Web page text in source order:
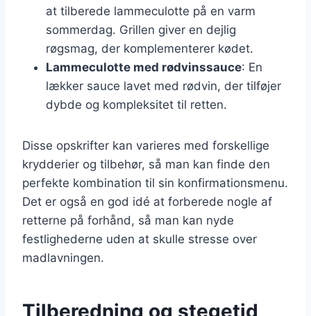
at tilberede lammeculotte på en varm
sommerdag. Grillen giver en dejlig
røgsmag, der komplementerer kødet.
Lammeculotte med rødvinssauce: En
lækker sauce lavet med rødvin, der tilføjer
dybde og kompleksitet til retten.
Disse opskrifter kan varieres med forskellige
krydderier og tilbehør, så man kan finde den
perfekte kombination til sin konfirmationsmenu.
Det er også en god idé at forberede nogle af
retterne på forhånd, så man kan nyde
festlighederne uden at skulle stresse over
madlavningen.
Tilberedning og stegetid